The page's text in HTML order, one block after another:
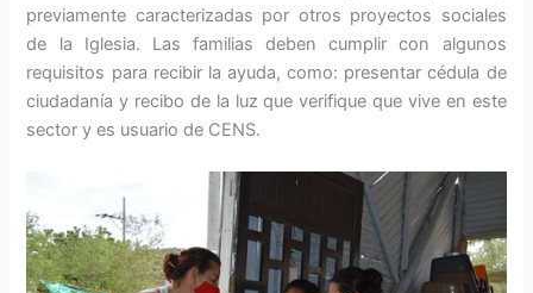
previamente caracterizadas por otros proyectos sociales
de la Iglesia. Las familias deben cumplir con algunos
requisitos para recibir la ayuda, como: presentar cédula de
ciudadanía y recibo de la luz que verifique que vive en este
sector y es usuario de CENS.